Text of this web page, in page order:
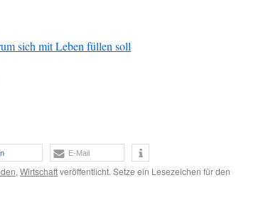
sich mit Leben füllen soll
E-Mail
, Wirtschaftveröffentlicht. Setze ein Lesezeichen für den